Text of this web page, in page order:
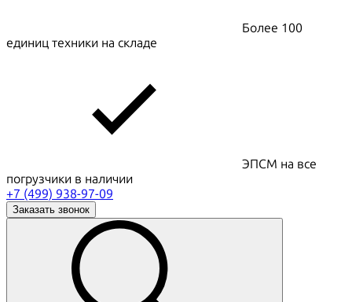
Более 100
единиц техники на складе
ЭПСМ на все
погрузчики в наличии
+7 (499) 938-97-09
Заказать звонок